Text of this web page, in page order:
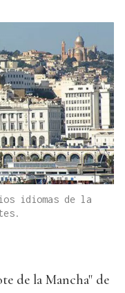
idiomas de la
de la Mancha" de